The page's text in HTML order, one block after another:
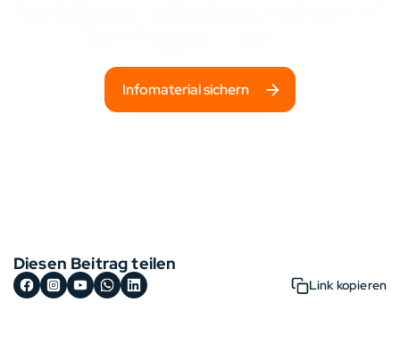
Infomaterial sichern
Diesen Beitrag teilen
Link kopieren